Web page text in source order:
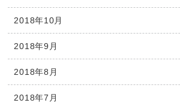
2018年10月
2018年9月
2018年8月
2018年7月